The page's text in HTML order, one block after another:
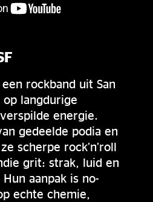
een rockband uit San
langdurige
energie.
gedeelde podia en
scherpe rock’n’roll
grit: strak, luid en
aanpak is no-
echte chemie,